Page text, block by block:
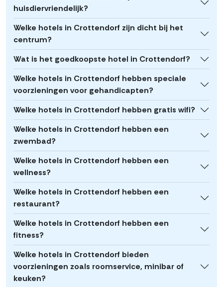
huisdiervriendelijk?
Welke hotels in Crottendorf zijn dicht bij het
centrum?
Wat is het goedkoopste hotel in Crottendorf?
Welke hotels in Crottendorf hebben speciale
voorzieningen voor gehandicapten?
Welke hotels in Crottendorf hebben gratis wifi?
Welke hotels in Crottendorf hebben een
zwembad?
Welke hotels in Crottendorf hebben een
wellness?
Welke hotels in Crottendorf hebben een
restaurant?
Welke hotels in Crottendorf hebben een
fitness?
Welke hotels in Crottendorf bieden
voorzieningen zoals roomservice, minibar of
keuken?